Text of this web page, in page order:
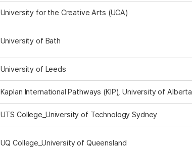
University for the Creative Arts (UCA)
University of Bath
University of Leeds
Kaplan International Pathways (KIP), University of Alberta
UTS College_University of Technology Sydney
UQ College_University of Queensland